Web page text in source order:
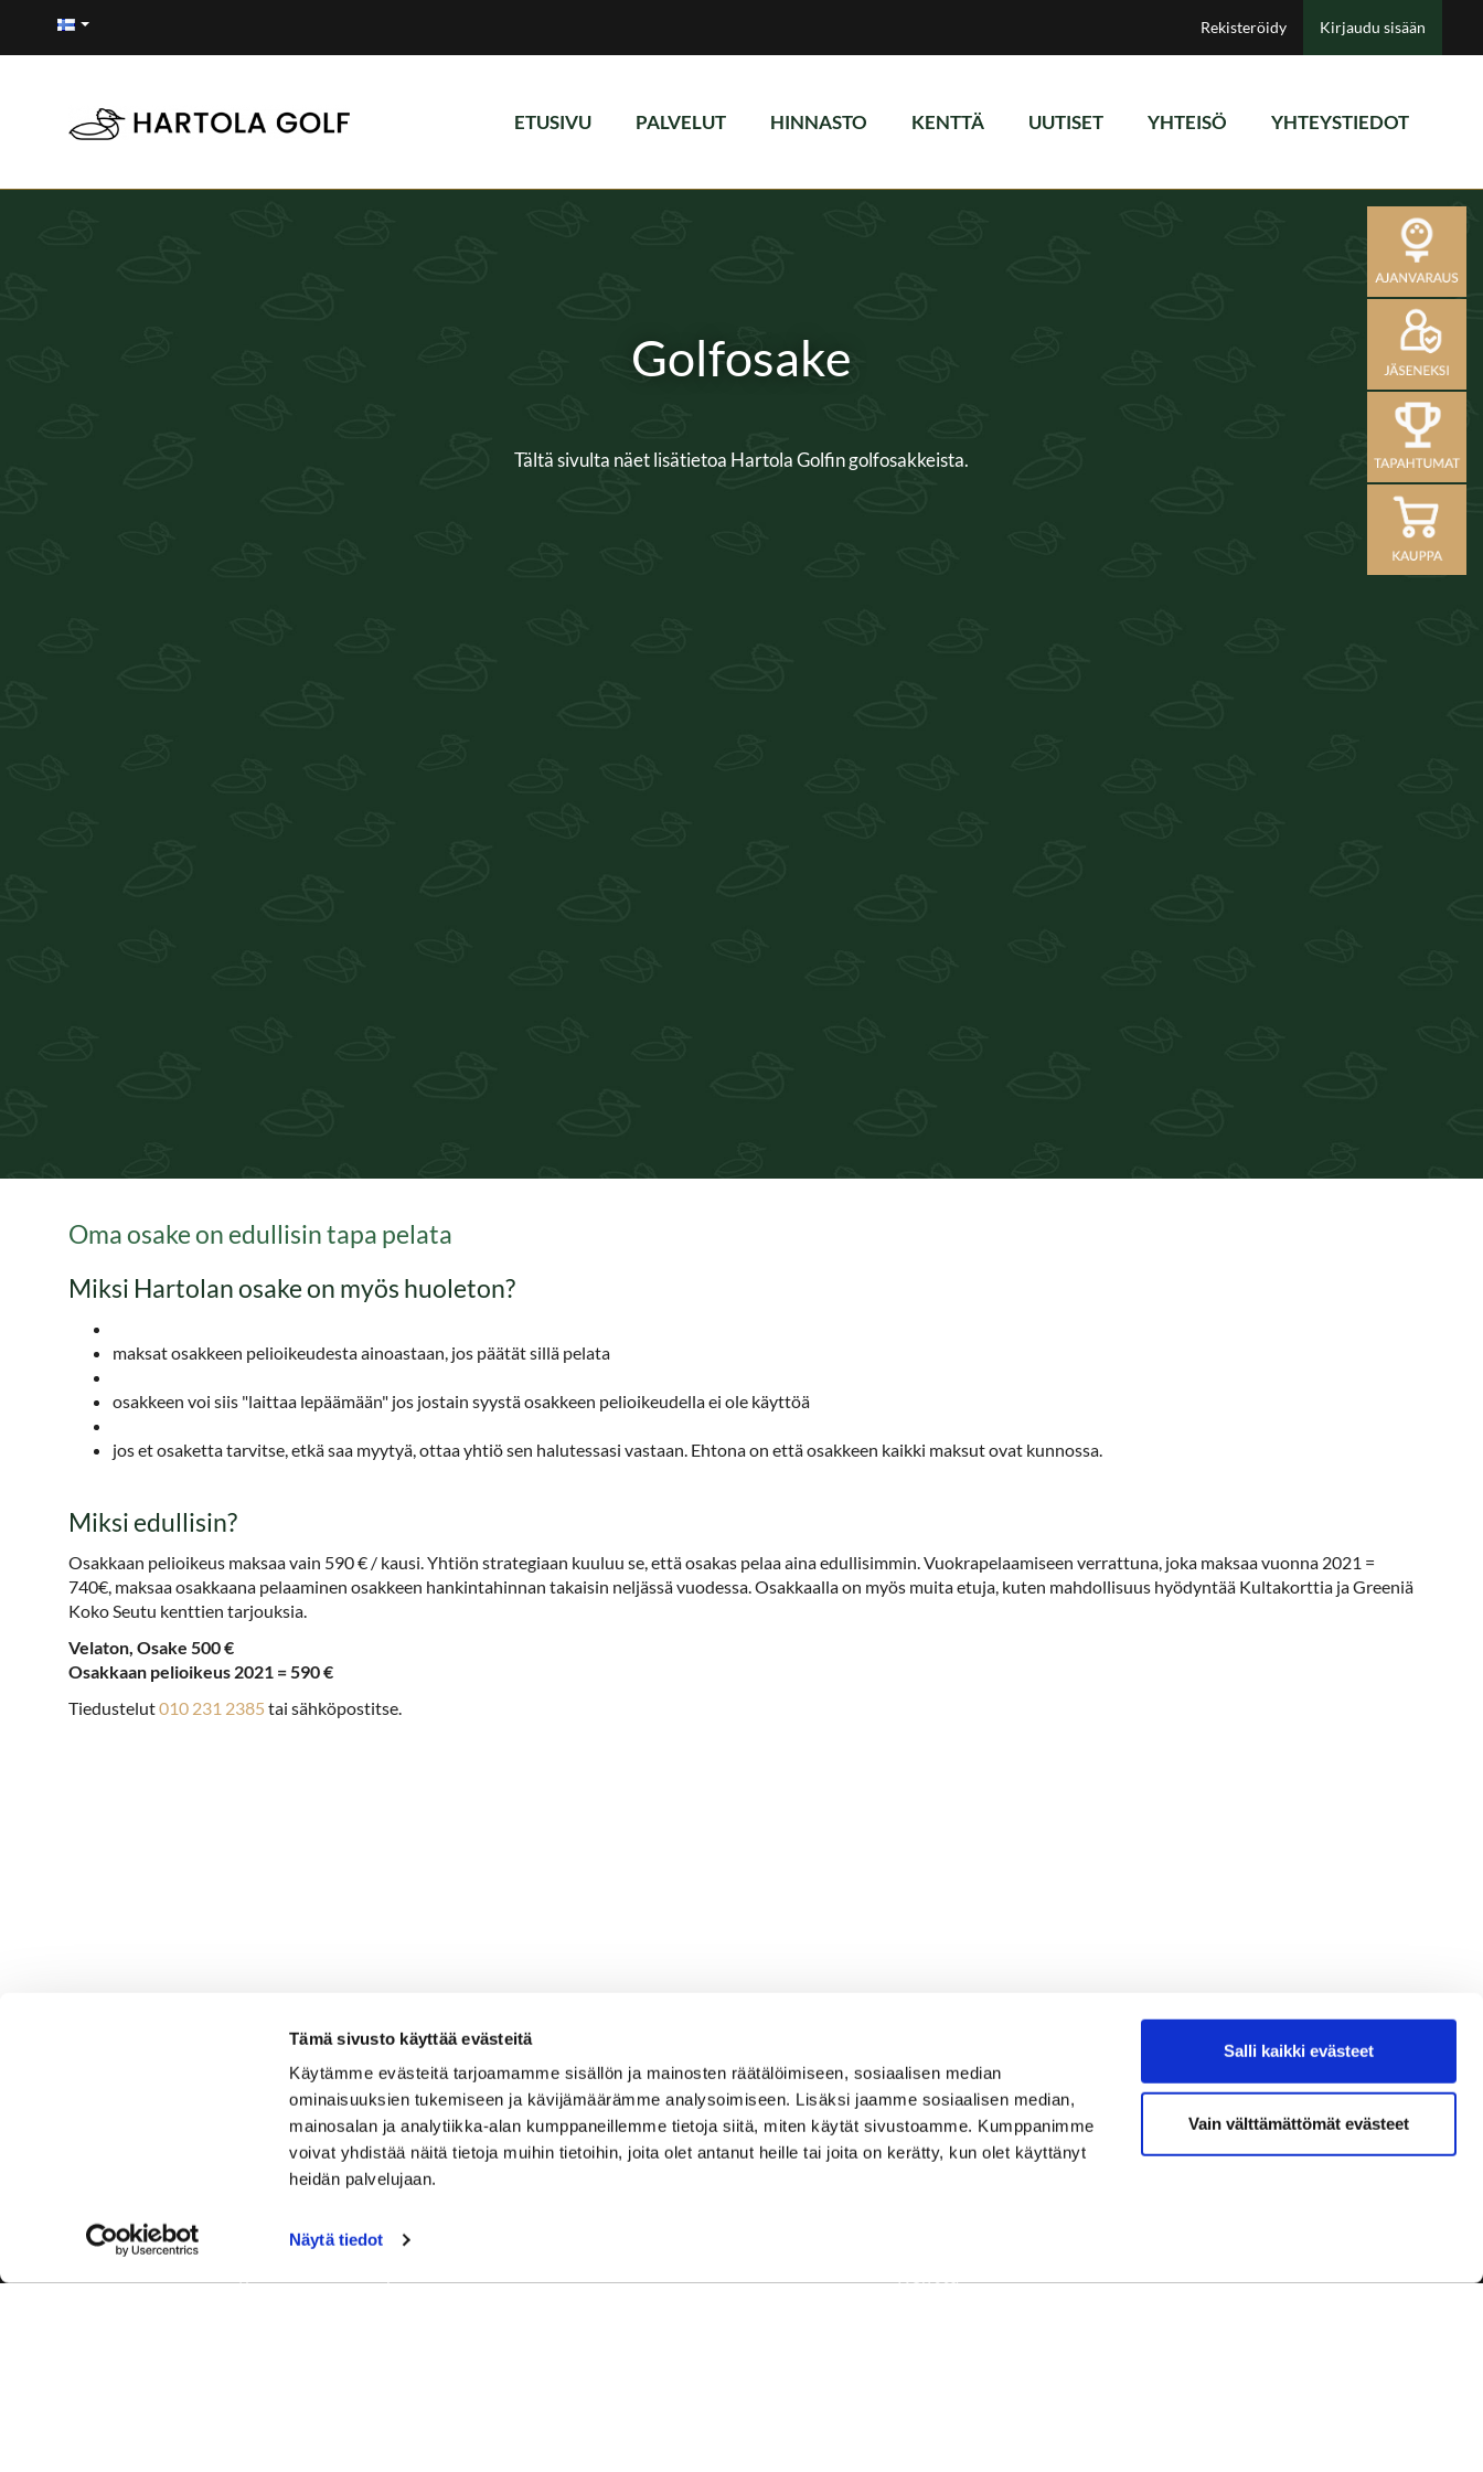
Tämä sivusto käyttää evästeitä
Käytämme evästeitä tarjoamamme sisällön ja mainosten räätälöimiseen, sosiaalisen median
ominaisuuksien tukemiseen ja kävijämäärämme analysoimiseen. Lisäksi jaamme sosiaalisen median,
mainosalan ja analytiikka-alan kumppaneillemme tietoja siitä, miten käytät sivustoamme. Kumppanimme
voivat yhdistää näitä tietoja muihin tietoihin, joita olet antanut heille tai joita on kerätty, kun olet käyttänyt
heidän palvelujaan.
Näytä tiedot
Salli kaikki evästeet
Vain välttämättömät evästeet
Rekisteröidy Kirjaudu sisään
ETUSIVU PALVELUT HINNASTO KENTTÄ UUTISET YHTEISÖ YHTEYSTIEDOT
Golfosake
Tältä sivulta näet lisätietoa Hartola Golfin golfosakkeista.
Oma osake on edullisin tapa pelata
Miksi Hartolan osake on myös huoleton?
maksat osakkeen pelioikeudesta ainoastaan, jos päätät sillä pelata
osakkeen voi siis "laittaa lepäämään" jos jostain syystä osakkeen pelioikeudella ei ole käyttöä
jos et osaketta tarvitse, etkä saa myytyä, ottaa yhtiö sen halutessasi vastaan. Ehtona on että osakkeen kaikki maksut ovat kunnossa.
Miksi edullisin?
Osakkaan pelioikeus maksaa vain 590 € / kausi. Yhtiön strategiaan kuuluu se, että osakas pelaa aina edullisimmin. Vuokrapelaamiseen verrattuna, joka maksaa vuonna 2021 =
740€, maksaa osakkaana pelaaminen osakkeen hankintahinnan takaisin neljässä vuodessa. Osakkaalla on myös muita etuja, kuten mahdollisuus hyödyntää Kultakorttia ja Greeniä
Koko Seutu kenttien tarjouksia.
Velaton, Osake 500 €
Osakkaan pelioikeus 2021 = 590 €
Tiedustelut010 231 2385 tai sähköpostitse.
Tervetuloa Hartola Golfiin, Suomen ystävällisimmälle ja